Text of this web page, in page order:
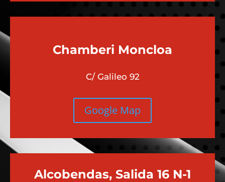
Chamberi Moncloa
C/ Galileo 92
Google Map
Alcobendas, Salida 16 N-1